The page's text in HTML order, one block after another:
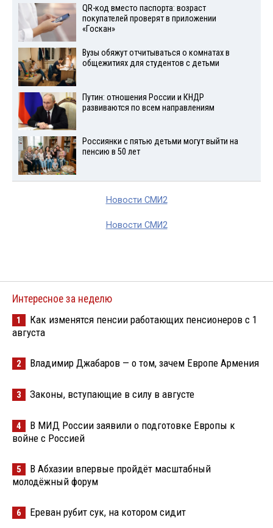
QR-код вместо паспорта: возраст
покупателей проверят в приложении
«Госкан»
Вузы обяжут отчитываться о комнатах в
общежитиях для студентов с детьми
Путин: отношения России и КНДР
развиваются по всем направлениям
Россиянки с пятью детьми могут выйти на
пенсию в 50 лет
Новости СМИ2
Новости СМИ2
Интересное за неделю
1
Как изменятся пенсии работающих пенсионеров с 1
августа
2 Владимир Джабаров — о том, зачем Европе Армения
3 Законы, вступающие в силу в августе
4
В МИД России заявили о подготовке Европы к
войне с Россией
5
В Абхазии впервые пройдёт масштабный
молодёжный форум
6 Ереван рубит сук, на котором сидит